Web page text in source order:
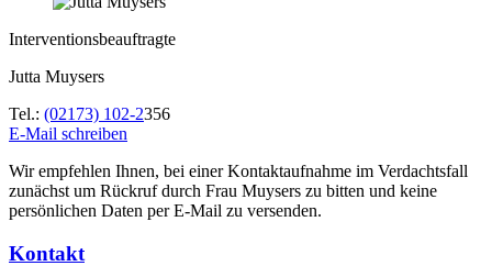
Interventionsbeauftragte
Jutta Muysers
Tel.: (02173) 102-2356
E-Mail schreiben
Wir empfehlen Ihnen, bei einer Kontaktaufnahme im Verdachtsfall
zunächst um Rückruf durch Frau Muysers zu bitten und keine
persönlichen Daten per E-Mail zu versenden.
Kontakt